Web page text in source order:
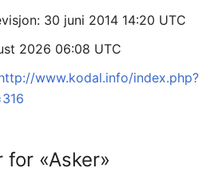
30 juni 2014 14:20 UTC
2026 06:08 UTC
www.kodal.info/index.php?
«Asker»